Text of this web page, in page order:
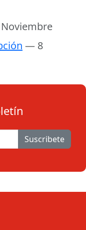
— 8
Suscribete